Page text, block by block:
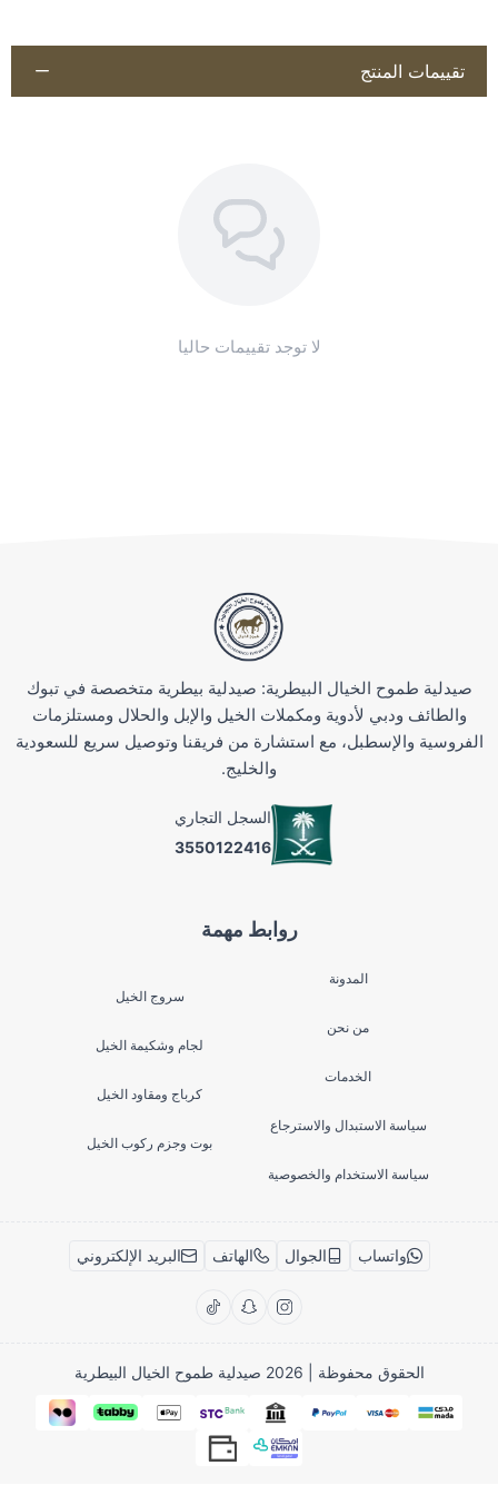
فيتامين حافر
تقييمات المنتج
لا توجد تقييمات حاليا
روابط مهمة
المدونة
من نحن
الخدمات
سياسة الاستبدال والاسترجاع
سياسة الاستخدام والخصوصية
سروج الخيل
لجام وشكيمة الخيل
كرباج ومقاود الخيل
بوت وجزم ركوب الخيل
صيدلية طموح الخيال البيطرية: صيدلية بيطرية متخصصة في تبوك
والطائف ودبي لأدوية ومكملات الخيل والإبل والحلال ومستلزمات
الفروسية والإسطبل، مع استشارة من فريقنا وتوصيل سريع للسعودية
والخليج.
السجل التجاري
3550122416
واتساب الجوال الهاتف البريد الإلكتروني
الحقوق محفوظة | 2026 صيدلية طموح الخيال البيطرية